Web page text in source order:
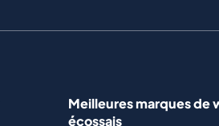
Meilleures marques de
écossais